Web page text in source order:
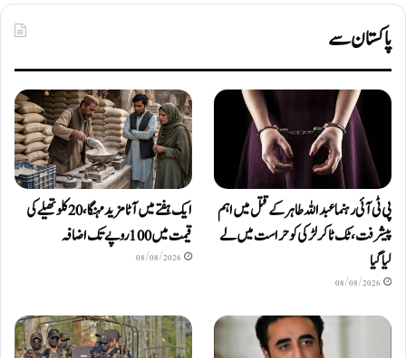
پاکستان سے
پی ٹی آئی رہنما عبداللہ طاہر کے قتل میں اہم
پیشرفت، ٹک ٹاکر لڑکی کو حراست میں لے
لیا گیا
08/08/2026
ایک ہفتے میں آٹا مزید مہنگا، 20 کلو تھیلے کی
قیمت میں 100 روپے تک اضافہ
08/08/2026